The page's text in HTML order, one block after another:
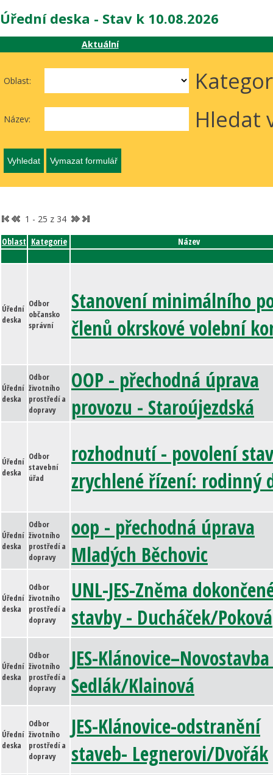
Úřední deska - Stav k 10.08.2026
Aktuální
Oblast:
Název: Hledat
1 - 25 z 34
Oblast Kategorie Název
Úřední
deska
Odbor
občansko
správní
Stanovení minimálního
členů okrskové volební
Úřední
deska
Odbor
životního
prostředí a
dopravy
OOP - přechodná úprava
provozu - Staroújezdská
Úřední
deska
Odbor
stavební
úřad
rozhodnutí - povolení
zrychlené řízení: rodinný
Úřední
deska
Odbor
životního
prostředí a
dopravy
oop - přechodná úprava
Mladých Běchovic
Úřední
deska
Odbor
životního
prostředí a
dopravy
UNL-JES-Zněma
stavby - Ducháček/Poková
Úřední
deska
Odbor
životního
prostředí a
dopravy
JES-
Sedlák/Klainová
Úřední
deska
Odbor
životního
prostředí a
dopravy
JES-Klánovice-odstranění
staveb- Legnerovi/Dvořák